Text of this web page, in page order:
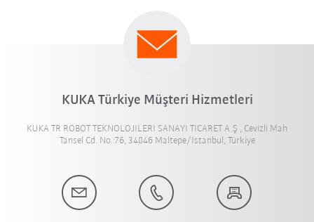
KUKA Türkiye Müşteri Hizmetleri
KUKA TR ROBOT TEKNOLOJILERI SANAYI TICARET A.Ş , Cevizli Mah
Tansel Cd. No.:76, 34846 Maltepe/Istanbul, Türkiye